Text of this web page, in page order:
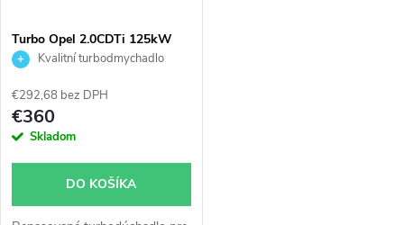
e
p
r
s
p
r
o
d
Turbo Opel 2.0CDTi 125kW
Garrett 844572
Kvalitní turbodmychadlo
€292,68 bez DPH
€360
Skladom
DO KOŠÍKA